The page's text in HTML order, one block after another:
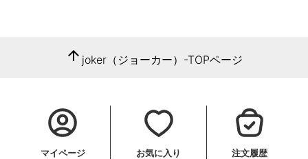
arrow_upward joker（ジョーカー）-TOPページ
マイページ お気に入り 注文履歴